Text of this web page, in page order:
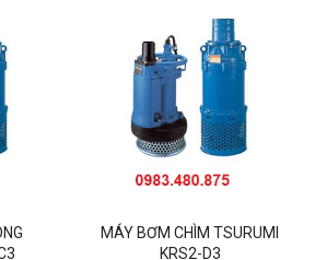
MÁY BƠM CHÌM TSURUMI
KRS2-D3